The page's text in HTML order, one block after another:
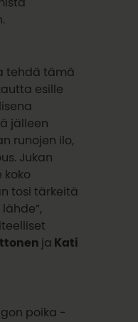
tehdä tämä
esille
jälleen
runojen ilo,
Jukan
koko
tosi tärkeitä
ja Kati
poika -